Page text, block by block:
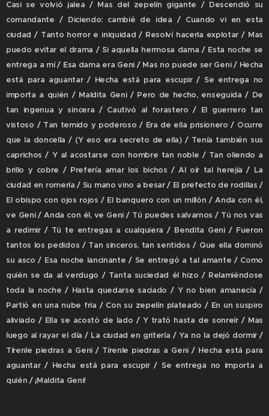
Casi se volvió jalea / Mas del zepelín gigante / Descendió su
comandante / Diciendo: cambié de idea / Cuando vi en esta
ciudad / Tanto horror e iniquidad / Resolví hacerla explotar / Mas
puedo evitar el drama / Si aquella hermosa dama / Esta noche se
entrega a mí / Esa dama era Geni / Mas no puede ser Geni / Hecha
está para aguantar / Hecha está para escupir / Se entrega no
importa a quién / Maldita Geni / Pero de hecho, enseguida / De
tan ingenua y sincera / Cautivó al forastero / El guerrero tan
vistoso / Tan temido y poderoso / Era de ella prisionero / Ocurre
que la doncella / (Y eso era secreto de ella) / Tenía también sus
caprichos / Y al acostarse con hombre tan noble / Tan oliendo a
brillo y cobre / Prefería amar los bichos / Al oír tal herejía / La
ciudad en romería / Su mano vino a besar / El prefecto de rodillas /
El obispo con ojos rojos / El banquero con un millón / Anda con él,
ve Geni / Anda con él, ve Geni / Tú puedes salvarnos / Tú nos vas
a redimir / Tú te entregas a cualquiera / Bendita Geni / Fueron
tantos los pedidos / Tan sinceros, tan sentidos / Que ella dominó
su asco / Esa noche lancinante / Se entregó a tal amante / Como
quién se da al verdugo / Tanta suciedad él hizo / Relamiéndose
toda la noche / Hasta quedarse saciado / Y no bien amanecía /
Partió en una nube fría / Con su zepelín plateado / En un suspiro
aliviado / Ella se acostó de lado / Y trató hasta de sonreír / Mas
luego al rayar el día / La ciudad en gritería / Ya no la dejó dormir /
Tírenle piedras a Geni / Tírenle piedras a Geni / Hecha está para
aguantar / Hecha está para escupir / Se entrega no importa a
quién / ¡Maldita Geni!